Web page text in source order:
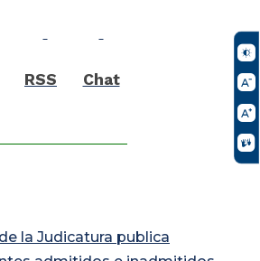
RSS Chat
la Judicatura publica